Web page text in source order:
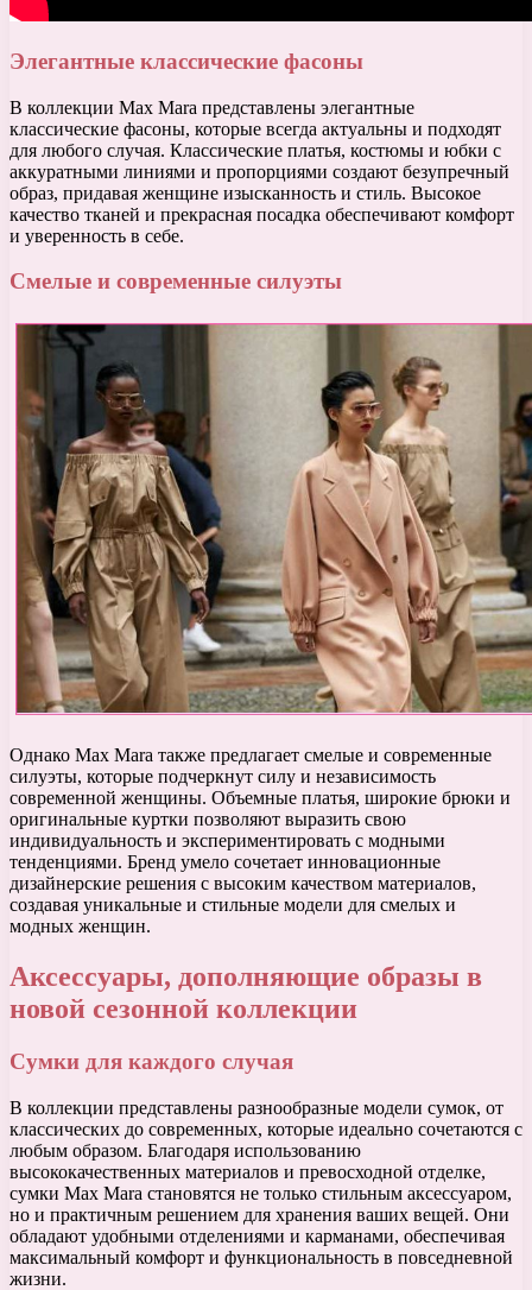
Элегантные классические фасоны
В коллекции Max Mara представлены элегантные
классические фасоны, которые всегда актуальны и подходят
для любого случая. Классические платья, костюмы и юбки с
аккуратными линиями и пропорциями создают безупречный
образ, придавая женщине изысканность и стиль. Высокое
качество тканей и прекрасная посадка обеспечивают комфорт
и уверенность в себе.
Смелые и современные силуэты
Однако Max Mara также предлагает смелые и современные
силуэты, которые подчеркнут силу и независимость
современной женщины. Объемные платья, широкие брюки и
оригинальные куртки позволяют выразить свою
индивидуальность и экспериментировать с модными
тенденциями. Бренд умело сочетает инновационные
дизайнерские решения с высоким качеством материалов,
создавая уникальные и стильные модели для смелых и
модных женщин.
Аксессуары, дополняющие образы в
новой сезонной коллекции
Сумки для каждого случая
В коллекции представлены разнообразные модели сумок, от
классических до современных, которые идеально сочетаются с
любым образом. Благодаря использованию
высококачественных материалов и превосходной отделке,
сумки Max Mara становятся не только стильным аксессуаром,
но и практичным решением для хранения ваших вещей. Они
обладают удобными отделениями и карманами, обеспечивая
максимальный комфорт и функциональность в повседневной
жизни.